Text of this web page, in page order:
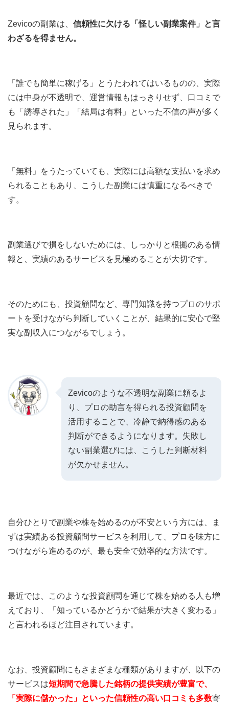
Zevicoの副業は、 信頼性に欠ける「怪しい副業案件」と言
わざるを得ません。
「誰でも簡単に稼げる」とうたわれてはいるものの、実際
には中身が不透明で、運営情報もはっきりせず、口コミで
も「誘導された」「結局は有料」といった不信の声が多く
見られます。
「無料」をうたっていても、実際には高額な支払いを求め
られることもあり、こうした副業には慎重になるべきで
す。
副業選びで損をしないためには、しっかりと根拠のある情
報と、実績のあるサービスを見極めることが大切です。
そのためにも、投資顧問など、専門知識を持つプロのサポ
ートを受けながら判断していくことが、結果的に安心で堅
実な副収入につながるでしょう。
Zevicoのような不透明な副業に頼るよ
り、プロの助言を得られる投資顧問を
活用することで、冷静で納得感のある
判断ができるようになります。失敗し
ない副業選びには、こうした判断材料
が欠かせません。
自分ひとりで副業や株を始めるのが不安という方には、ま
ずは実績ある投資顧問サービスを利用して、プロを味方に
つけながら進めるのが、最も安全で効率的な方法です。
最近では、このような投資顧問を通じて株を始める人も増
えており、「知っているかどうかで結果が大きく変わる」
と言われるほど注目されています。
なお、投資顧問にもさまざまな種類がありますが、以下の
サービスは短期間で急騰した銘柄の提供実績が豊富で、
「実際に儲かった」といった信頼性の高い口コミも多数寄